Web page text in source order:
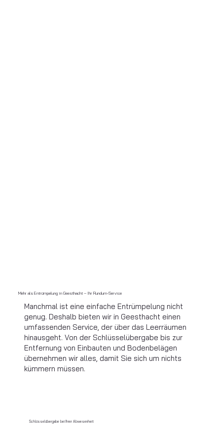
Mehr als Entrümpelung in Geesthacht – Ihr Rundum-Service
Manchmal ist eine einfache Entrümpelung nicht
genug. Deshalb bieten wir in Geesthacht einen
umfassenden Service, der über das Leerräumen
hinausgeht. Von der Schlüsselübergabe bis zur
Entfernung von Einbauten und Bodenbelägen
übernehmen wir alles, damit Sie sich um nichts
kümmern müssen.
Schlüsselübergabe bei Ihrer Abwesenheit